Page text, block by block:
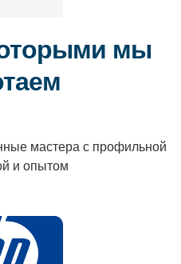
мы
мастера с профильной
и опытом